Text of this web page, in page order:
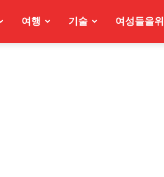
여행 기술 여성들을